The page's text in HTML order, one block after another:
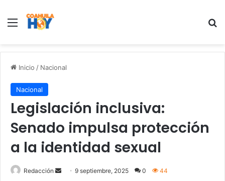
Menu
Inicio / Nacional
Nacional
Legislación inclusiva:
Senado impulsa protección
a la identidad sexual
Redacción 9 septiembre, 2025 0 44